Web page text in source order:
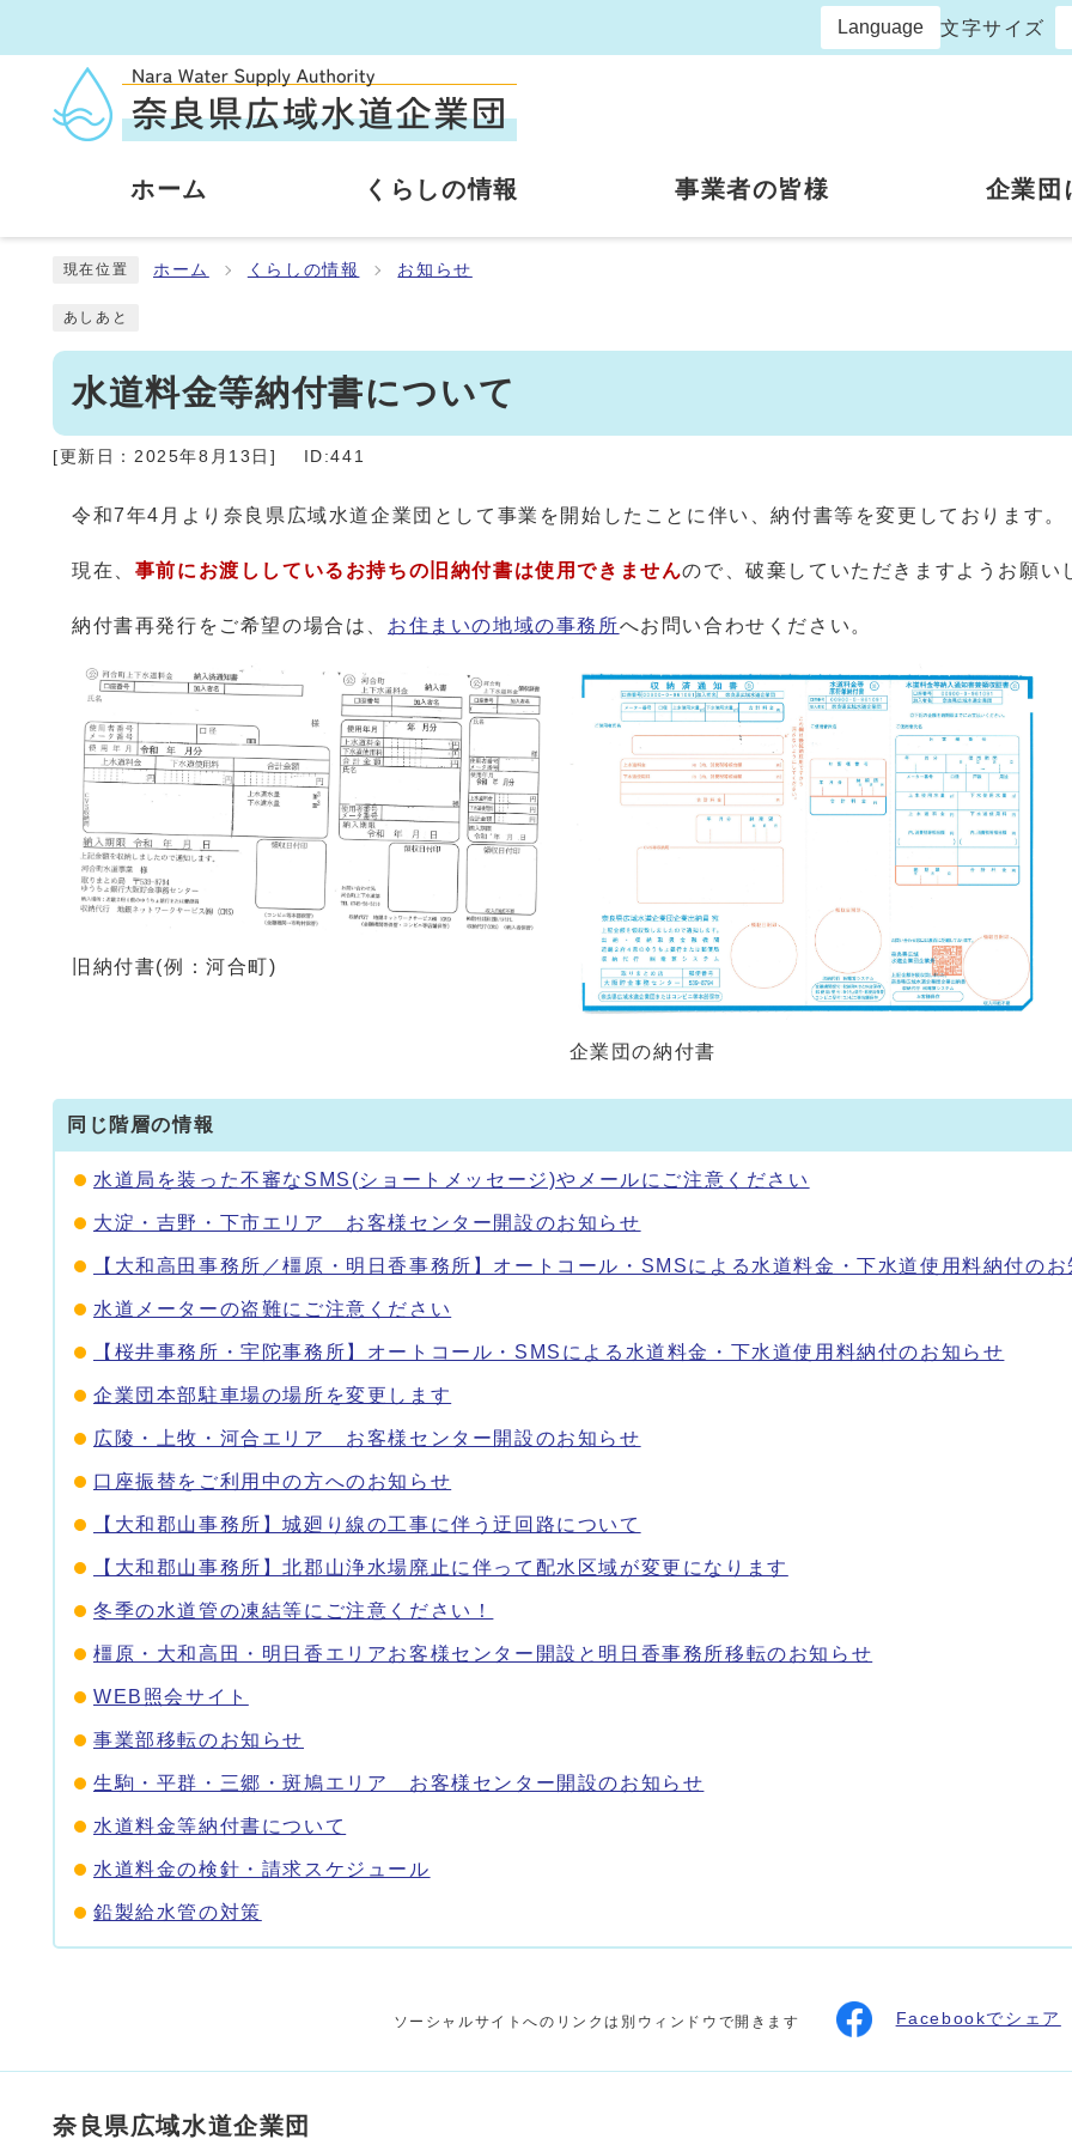
Language 文字サイズ
ホーム くらしの情報 事業者の皆様 企業団
現在位置 ホーム くらしの情報 お知らせ
あしあと
水道料金等納付書について
[更新日： 2025年8月13日 ] ID:441
令和7年4月より奈良県広域水道企業団として事業を開始したことに伴い、納付書等を変更しております。
現在、 事前にお渡ししているお持ちの旧納付書は使用できませんので、破棄していただきますようお願い
納付書再発行をご希望の場合は、 お住まいの地域の事務所へお問い合わせください。
旧納付書(例：河合町)
企業団の納付書
同じ階層の情報
水道局を装った不審なSMS(ショートメッセージ)やメールにご注意ください
大淀・吉野・下市エリア お客様センター開設のお知らせ
【大和高田事務所／橿原・明日香事務所】オートコール・SMSによる水道料金・下水道使用料納付の
水道メーターの盗難にご注意ください
【桜井事務所・宇陀事務所】オートコール・SMSによる水道料金・下水道使用料納付のお知らせ
企業団本部駐車場の場所を変更します
広陵・上牧・河合エリア お客様センター開設のお知らせ
口座振替をご利用中の方へのお知らせ
【大和郡山事務所】城廻り線の工事に伴う迂回路について
【大和郡山事務所】北郡山浄水場廃止に伴って配水区域が変更になります
冬季の水道管の凍結等にご注意ください！
橿原・大和高田・明日香エリアお客様センター開設と明日香事務所移転のお知らせ
WEB照会サイト
事業部移転のお知らせ
生駒・平群・三郷・斑鳩エリア お客様センター開設のお知らせ
水道料金等納付書について
水道料金の検針・請求スケジュール
鉛製給水管の対策
ソーシャルサイトへのリンクは別ウィンドウで開きます Facebookでシェア
奈良県広域水道企業団